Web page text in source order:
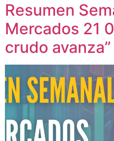
Resumen
Mercados 21
crudo avanza”